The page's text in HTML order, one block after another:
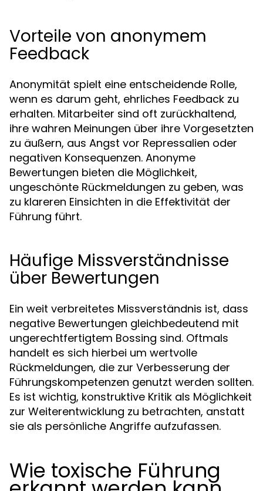
Vorteile von anonymem
Feedback
Anonymität spielt eine entscheidende Rolle,
wenn es darum geht, ehrliches Feedback zu
erhalten. Mitarbeiter sind oft zurückhaltend,
ihre wahren Meinungen über ihre Vorgesetzten
zu äußern, aus Angst vor Repressalien oder
negativen Konsequenzen. Anonyme
Bewertungen bieten die Möglichkeit,
ungeschönte Rückmeldungen zu geben, was
zu klareren Einsichten in die Effektivität der
Führung führt.
Häufige Missverständnisse
über Bewertungen
Ein weit verbreitetes Missverständnis ist, dass
negative Bewertungen gleichbedeutend mit
ungerechtfertigtem Bossing sind. Oftmals
handelt es sich hierbei um wertvolle
Rückmeldungen, die zur Verbesserung der
Führungskompetenzen genutzt werden sollten.
Es ist wichtig, konstruktive Kritik als Möglichkeit
zur Weiterentwicklung zu betrachten, anstatt
sie als persönliche Angriffe aufzufassen.
Wie toxische Führung